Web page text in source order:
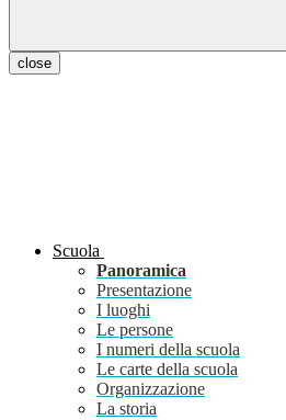
close
Scuola
Panoramica
Presentazione
I luoghi
Le persone
I numeri della scuola
Le carte della scuola
Organizzazione
La storia